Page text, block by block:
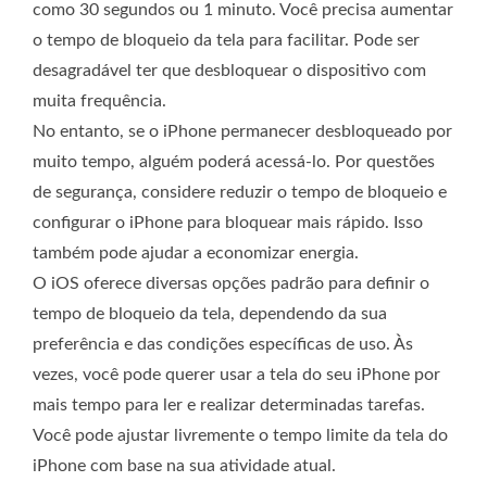
como 30 segundos ou 1 minuto. Você precisa aumentar
o tempo de bloqueio da tela para facilitar. Pode ser
desagradável ter que desbloquear o dispositivo com
muita frequência.
No entanto, se o iPhone permanecer desbloqueado por
muito tempo, alguém poderá acessá-lo. Por questões
de segurança, considere reduzir o tempo de bloqueio e
configurar o iPhone para bloquear mais rápido. Isso
também pode ajudar a economizar energia.
O iOS oferece diversas opções padrão para definir o
tempo de bloqueio da tela, dependendo da sua
preferência e das condições específicas de uso. Às
vezes, você pode querer usar a tela do seu iPhone por
mais tempo para ler e realizar determinadas tarefas.
Você pode ajustar livremente o tempo limite da tela do
iPhone com base na sua atividade atual.